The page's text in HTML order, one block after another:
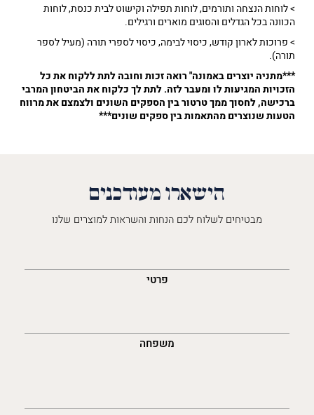
> לוחות הנצחה ותורמים, לוחות תפילה וקישוט לבית כנסת, לוחות
הכוונה בכל הגדלים והסוגים מוארים ורגילים.
> פרוכות לארון קודש, כיסוי לבימה, כיסוי לספרי תורה (מעיל לספר
תורה).
***מתניה יוצרים באמונה" רואה זכות וחובה לתת ללקוח את כל
הזכויות המגיעות לו ומעבר לזה. לתת לך כלקוח את הביטחון המרבי
ברכישה, לחסוך ממך טרטור בין הספקים השונים ולצמצם את מרווח
הטעות שנוצרים מהתאמות בין ספקים שונים***
הישארו מעודכנים
מבטיחים לשלוח לכם הנחות והשראות למוצרים שלנו
פרטי
משפחה